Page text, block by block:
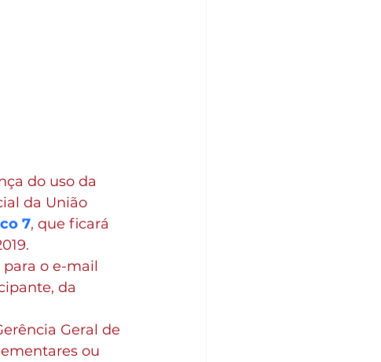
do uso da
da União
7, que ficará
o e-mail
da
Geral de
ou